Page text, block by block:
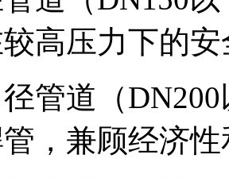
高压力下的
管道（
，兼顾经济